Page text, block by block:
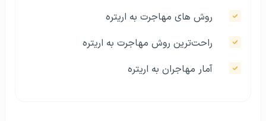
روش‌ های مهاجرت به اریتره
راحت‌ترین روش مهاجرت به اریتره
آمار مهاجران به اریتره